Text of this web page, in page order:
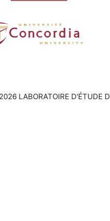
LABORATOIRE D'ÉTUDE